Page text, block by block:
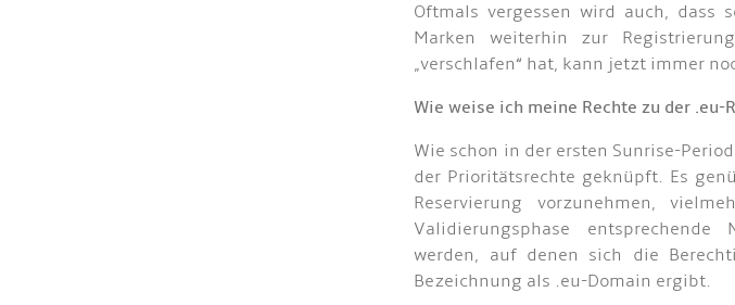
Oftmals vergessen wird auch, dass
Marken weiterhin zur
„verschlafen“ hat, kann jetzt immer
Wie weise ich meine Rechte zu der .eu-
Wie schon in der ersten Sunrise-
der Prioritätsrechte geknüpft. Es
Reservierung vorzunehmen,
Validierungsphase
werden, auf denen sich die
Bezeichnung als .eu-Domain ergibt.